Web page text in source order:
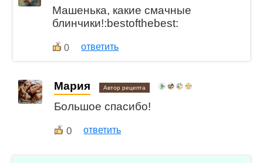
Машенька, какие смачные
блинчики!:bestofthebest:
0 ответить
Мария Автор рецепта
Большое спасибо!
0 ответить